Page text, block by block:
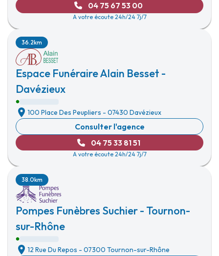
04 75 67 53 00
A votre écoute 24h/24 7j/7
Espace Funéraire Alain Besset -
Davézieux
36.2km
100 Place Des Peupliers - 07430 Davézieux
Consulter l'agence
04 75 33 81 51
A votre écoute 24h/24 7j/7
Pompes Funèbres Suchier - Tournon-
sur-Rhône
38.0km
12 Rue Du Repos - 07300 Tournon-sur-Rhône